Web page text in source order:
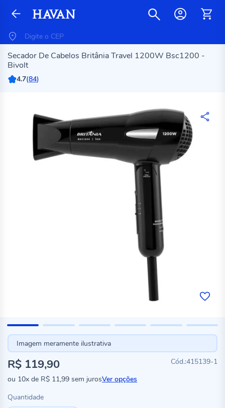
Secador De Cabelos Britânia Travel 1200W Bsc1200 -
Bivolt
4.7(84)
Imagem meramente ilustrativa
415139-1
R$ 119,90
ou 10x de R$ 11,99 sem jurosVer opções
Quantidade